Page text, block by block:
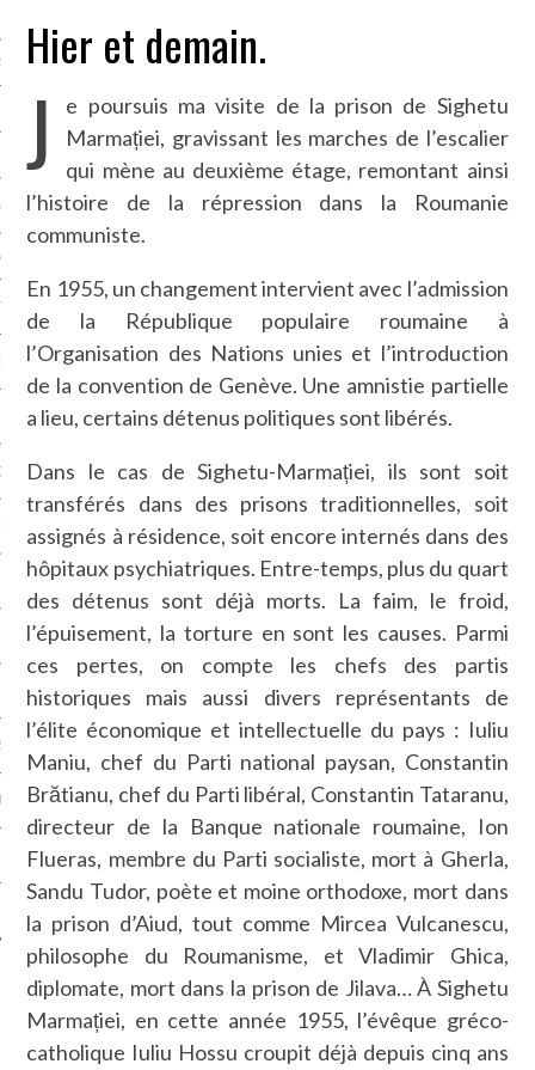
EN VOD
Hier et demain.
J
e poursuis ma visite de la prison de Sighetu
Marmației, gravissant les marches de l’escalier
qui mène au deuxième étage, remontant ainsi
l’histoire de la répression dans la Roumanie
communiste.
En 1955, un changement intervient avec l’admission
de la République populaire roumaine à
l’Organisation des Nations unies et l’introduction
de la convention de Genève. Une amnistie partielle
a lieu, certains détenus politiques sont libérés.
Dans le cas de Sighetu-Marmației, ils sont soit
transférés dans des prisons traditionnelles, soit
assignés à résidence, soit encore internés dans des
hôpitaux psychiatriques. Entre-temps, plus du quart
des détenus sont déjà morts. La faim, le froid,
l’épuisement, la torture en sont les causes. Parmi
ces pertes, on compte les chefs des partis
historiques mais aussi divers représentants de
l’élite économique et intellectuelle du pays : Iuliu
Maniu, chef du Parti national paysan, Constantin
Brătianu, chef du Parti libéral, Constantin Tataranu,
directeur de la Banque nationale roumaine, Ion
Flueras, membre du Parti socialiste, mort à Gherla,
Sandu Tudor, poète et moine orthodoxe, mort dans
la prison d’Aiud, tout comme Mircea Vulcanescu,
philosophe du Roumanisme, et Vladimir Ghica,
diplomate, mort dans la prison de Jilava… À Sighetu
Marmației, en cette année 1955, l’évêque gréco-
catholique Iuliu Hossu croupit déjà depuis cinq ans